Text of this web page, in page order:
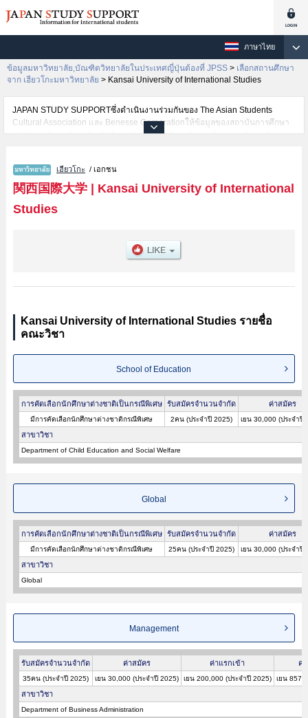
ภาษาไทย
ข้อมูลมหาวิทยาลัย,บัณฑิตวิทยาลัยในประเทศญี่ปุ่นต้องที่ JPSS > เลือกสถานศึกษา
จาก เฮียวโกะมหาวิทยาลัย > Kansai University of International Studies
JAPAN STUDY SUPPORTซึ่งดำเนินงานร่วมกันของ The Asian Students
Cultural Association และ Benesse Corporationให้ข้อมูลของสถาบันการศึกษา
ระดับมหาวิทยาลัย・บัณฑิตวิทยาลัย・วิทยาลัยระดับอนุปริญญา・วิทยาลัย
จำเป็นสำหรับนักศึกษาต่างชาติเช่นข้อมูลของแต่ละคณะ,ข้อมูลการสอบคัดเลือก
เข้าศึกษาเช่นจำนวนคนที่รับสมัครหรือจำนวนคนที่ผ่านการสอบคัดเลือก
เป็นต้น,แนะนำสถานที่,การเดินทางเป็นต้นไว้ด้วยดังนั้นขอเชิญใช้บริการค้นหา
ข้อมูลตามอัธยาศัย
เฮียวโกะ / เอกชน
関西国際大学| Kansai University of International
Studies
Kansai University of International Studies รายชื่อ
คณะวิชา
School of Education
การคัดเลือกนักศึกษาต่างชาติเป็นกรณีพิเศษ รับสมัครจำนวนจำกัด ค่าสมัคร
มีการคัดเลือกนักศึกษาต่างชาติกรณีพิเศษ 2คน (ประจำปี 2025) เยน 30,000 (ประจำปี
สาขาวิชา
Department of Child Education and Social Welfare
Global
การคัดเลือกนักศึกษาต่างชาติเป็นกรณีพิเศษ รับสมัครจำนวนจำกัด ค่าสมัคร
มีการคัดเลือกนักศึกษาต่างชาติกรณีพิเศษ 25คน (ประจำปี 2025) เยน 30,000 (ประจำปี
สาขาวิชา
Global
Management
รับสมัครจำนวนจำกัด ค่าสมัคร ค่าแรกเข้า ค่
35คน (ประจำปี 2025) เยน 30,000 (ประจำปี 2025) เยน 200,000 (ประจำปี 2025) เยน
สาขาวิชา
Department of Business Administration